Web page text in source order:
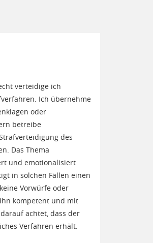
verteidige ich
Ich übernehme
oder
betreibe
des
Das Thema
und emotionalisiert
in solchen Fällen einen
Vorwürfe oder
kompetent und mit
achtet, dass der
Verfahren erhält.